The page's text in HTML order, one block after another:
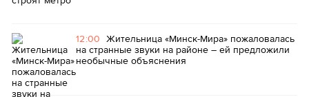
12:00 Жительница «Минск-Мира» пожаловалась
на странные звуки на районе – ей предложили
необычные объяснения